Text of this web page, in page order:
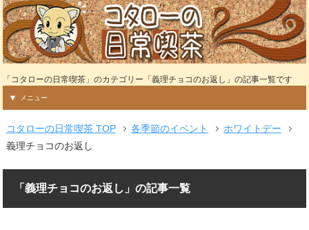
「コタローの日常喫茶」のカテゴリー「義理チョコのお返し」の記事一覧です
メニュー
コタローの日常喫茶 TOP 各季節のイベント
ホワイトデー
義理チョコのお返し
「義理チョコのお返し」の記事一覧